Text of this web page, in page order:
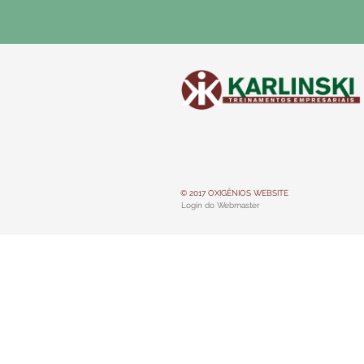
© 2017 OXIGÊNIOS WEBSITE
Login do Webmaster